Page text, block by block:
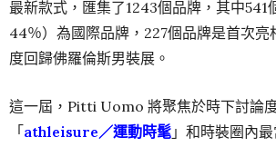
最新款式，匯集了1243個品牌，其中541
44％）為國際品牌，227個品牌是首次亮
度回歸佛羅倫斯男裝展。
這一屆，Pitti Uomo 將聚焦於時下討論
「athleisure／運動時髦 」和時裝圈內